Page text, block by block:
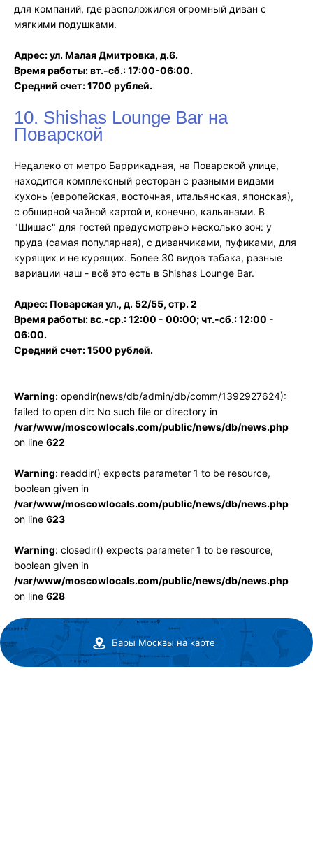
для компаний, где расположился огромный диван с
мягкими подушками.
Адрес: ул. Малая Дмитровка, д.6.
Время работы: вт.-сб.: 17:00-06:00.
Средний счет: 1700 рублей.
10. Shishas Lounge Bar на
Поварской
Недалеко от метро Баррикадная, на Поварской улице,
находится комплексный ресторан с разными видами
кухонь (европейская, восточная, итальянская, японская),
с обширной чайной картой и, конечно, кальянами. В
"Шишас" для гостей предусмотрено несколько зон: у
пруда (самая популярная), с диванчиками, пуфиками, для
курящих и не курящих. Более 30 видов табака, разные
вариации чаш - всё это есть в Shishas Lounge Bar.
Адрес: Поварская ул., д. 52/55, стр. 2
Время работы: вс.-ср.: 12:00 - 00:00; чт.-сб.: 12:00 -
06:00.
Средний счет: 1500 рублей.
Warning: opendir(news/db/admin/db/comm/1392927624):
failed to open dir: No such file or directory in
/var/www/moscowlocals.com/public/news/db/news.php
on line 622
Warning: readdir() expects parameter 1 to be resource,
boolean given in
/var/www/moscowlocals.com/public/news/db/news.php
on line 623
Warning: closedir() expects parameter 1 to be resource,
boolean given in
/var/www/moscowlocals.com/public/news/db/news.php
on line 628
Бары Москвы на карте